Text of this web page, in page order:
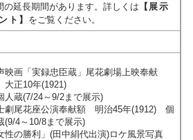
延長期間があります。詳しくは 【展示
ト】 をご覧ください。
映画「実録忠臣蔵」尾花劇場上映奉献
正10年(1921)
蔵(7/24～9/2まで展示)
劇尾花座公演奉献額 明治45年(1912) 個
(9/4～10/8まで展示)
性の勝利」(田中絹代出演)ロケ風景写真